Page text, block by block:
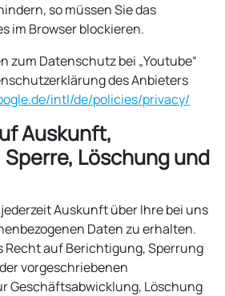
so müssen Sie das
im Browser blockieren.
zum Datenschutz bei „Youtube“
des Anbieters
intl/de/policies/privacy/
Auskunft,
Löschung und
Auskunft über Ihre bei uns
Daten zu erhalten.
Recht auf Berichtigung, Sperrung
vorgeschriebenen
Geschäftsabwicklung, Löschung